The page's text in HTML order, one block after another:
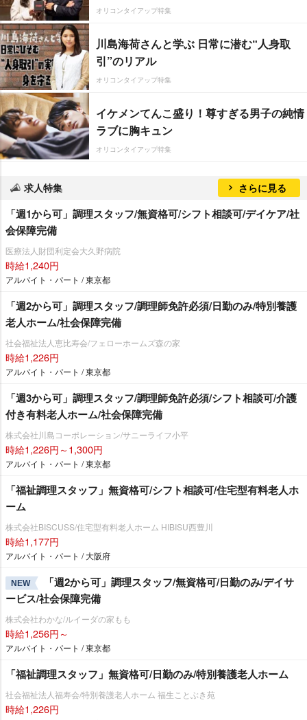
オリコンタイアップ特集
川島海荷さんと学ぶ 日常に潜む“人身取
引”のリアル
オリコンタイアップ特集
イケメンてんこ盛り！尊すぎる男子の純情
ラブに胸キュン
オリコンタイアップ特集
求人特集 さらに見る
「週1から可」調理スタッフ/無資格可/シフト相談可/デイケア/社
会保障完備
医療法人財団利定会大久野病院
時給1,240円
アルバイト・パート / 東京都
「週2から可」調理スタッフ/調理師免許必須/日勤のみ/特別養護
老人ホーム/社会保障完備
社会福祉法人恵比寿会/フェローホームズ森の家
時給1,226円
アルバイト・パート / 東京都
「週3から可」調理スタッフ/調理師免許必須/シフト相談可/介護
付き有料老人ホーム/社会保障完備
株式会社川島コーポレーション/サニーライフ小平
時給1,226円～1,300円
アルバイト・パート / 東京都
「福祉調理スタッフ」無資格可/シフト相談可/住宅型有料老人ホ
ーム
株式会社BISCUSS/住宅型有料老人ホーム HIBISU西豊川
時給1,177円
アルバイト・パート / 大阪府
NEW
「週2から可」調理スタッフ/無資格可/日勤のみ/デイサ
ービス/社会保障完備
株式会社わかな/ルイーダの家もも
時給1,256円～
アルバイト・パート / 東京都
「福祉調理スタッフ」無資格可/日勤のみ/特別養護老人ホーム
社会福祉法人福寿会/特別養護老人ホーム 福生ことぶき苑
時給1,226円